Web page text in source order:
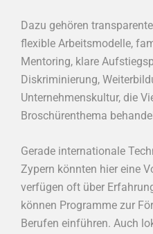
Dazu gehören
flexible Arbeitsmodelle,
Mentoring, klare
Diskriminierung,
Unternehmenskultur, die
Broschürenthema
Gerade internationale
Zypern könnten hier eine
verfügen oft über
können Programme zur
Berufen einführen. Auch